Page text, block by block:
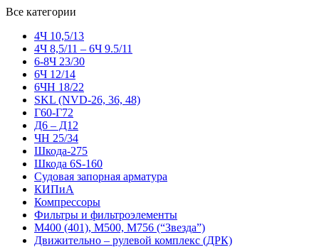
Все категории
4Ч 10,5/13
4Ч 8,5/11 – 6Ч 9.5/11
6-8Ч 23/30
6Ч 12/14
6ЧН 18/22
SKL (NVD-26, 36, 48)
Г60-Г72
Д6 – Д12
ЧН 25/34
Шкода-275
Шкода 6S-160
Судовая запорная арматура
КИПиА
Компрессоры
Фильтры и фильтроэлементы
М400 (401), М500, М756 (“Звезда”)
Движительно – рулевой комплекс (ДРК)